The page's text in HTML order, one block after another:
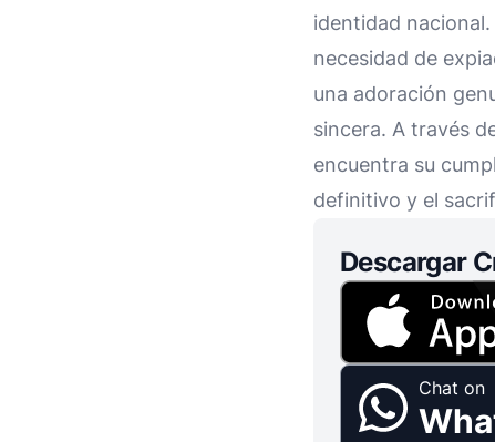
identidad
necesidad de
una adoración
sincera. A través
encuentra su
definitivo y el
Descargar
Chat on